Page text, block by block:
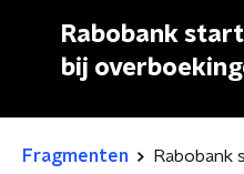
Rabobank
bij
Fragmenten